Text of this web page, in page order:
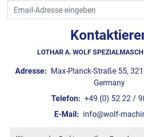
LOTHAR A. WOLF
Adresse: Max-Planck-Straße 55,
Germany
Telefon: +49 (0) 52 22 /
E-Mail: info@wolf-